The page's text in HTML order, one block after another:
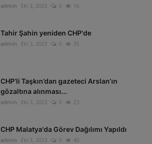
admin Eki 3, 2023 0 16
Tahir Şahin yeniden CHP'de
admin Eki 3, 2023 0 35
CHP’li Taşkın’dan gazeteci Arslan’ın
gözaltına alınması...
admin Eki 3, 2023 0 23
CHP Malatya'da Görev Dağılımı Yapıldı
admin Eki 3, 2023 0 40